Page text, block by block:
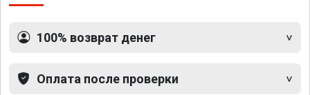
100% возврат денег
Оплата после проверки